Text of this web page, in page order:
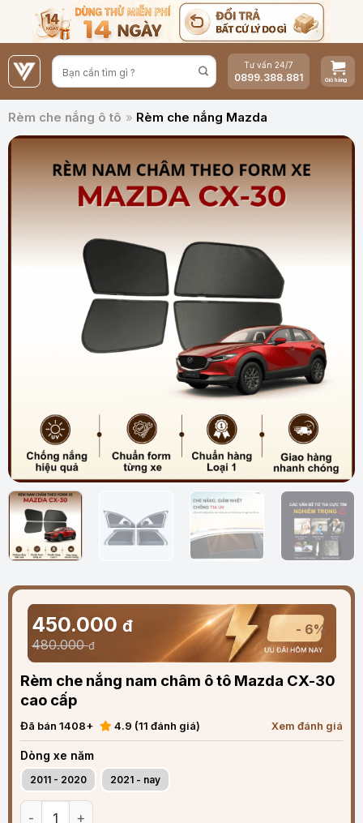
nội
dung
Tư vấn 24/7
0899.388.881
Rèm che nắng ô tô » Rèm che nắng Mazda
450.000 đ
480.000đ
- 6%
Rèm che nắng nam châm ô tô Mazda CX-30
cao cấp
Đã bán 1408+ 4.9 (11 đánh giá) Xem đánh giá
Dòng xe năm
2011 - 2020 2021 - nay
Rèm che nắng nam châm ô tô Mazda CX-30 cao cấp số